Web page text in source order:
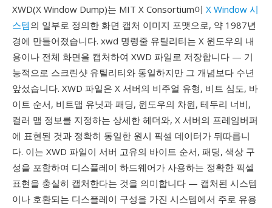
XWD(X Window Dump)는 MIT X Consortium이 X Window 시
스템의 일부로 정의한 화면 캡처 이미지 포맷으로, 약 1987년
경에 만들어졌습니다. xwd 명령줄 유틸리티는 X 윈도우의 내
용이나 전체 화면을 캡처하여 XWD 파일로 저장합니다 — 기
능적으로 스크린샷 유틸리티와 동일하지만 그 개념보다 수년
앞섰습니다. XWD 파일은 X 서버의 비주얼 유형, 비트 심도, 바
이트 순서, 비트맵 유닛과 패딩, 윈도우의 차원, 테두리 너비,
컬러 맵 정보를 지정하는 상세한 헤더와, X 서버의 프레임버퍼
에 표현된 것과 정확히 동일한 원시 픽셀 데이터가 뒤따릅니
다. 이는 XWD 파일이 서버 고유의 바이트 순서, 패딩, 색상 구
성을 포함하여 디스플레이 하드웨어가 사용하는 정확한 픽셀
표현을 충실히 캡처한다는 것을 의미합니다 — 캡처된 시스템
이나 호환되는 디스플레이 구성을 가진 시스템에서 주로 유용